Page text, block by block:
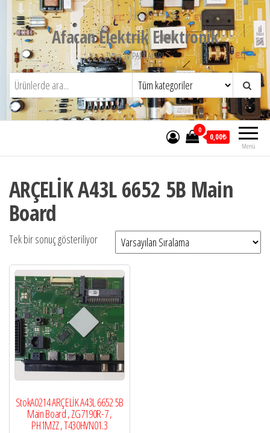
İçeriğe
Afacan Elektrik Elektronik
TV ve TV PARCALARI
Menü
0
0,00₺
ARÇELİK A43L 6652 5B Main
Board
Tek bir sonuç gösteriliyor
StokA0214 ARÇELİK A43L 6652 5B
Main Board , ZG7190R-7 ,
PH1MZZ , T430HVN01.3